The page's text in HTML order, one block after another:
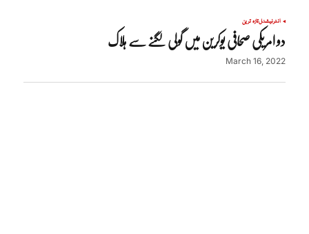
انٹرنیشنلتازہ ترین
دو امریکی صحافی یوکرین میں گولی لگنے سے ہلاک
March 16, 2022